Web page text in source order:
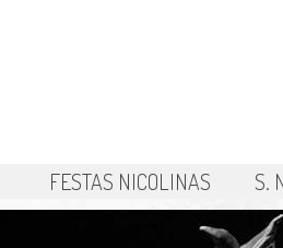
FESTAS NICOLINAS S.